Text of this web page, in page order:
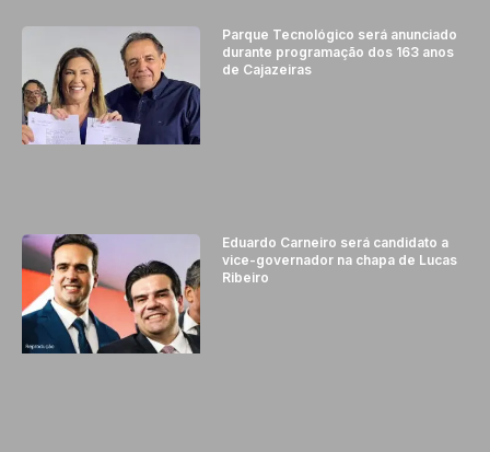
Parque Tecnológico será anunciado
durante programação dos 163 anos
de Cajazeiras
Eduardo Carneiro será candidato a
vice-governador na chapa de Lucas
Ribeiro